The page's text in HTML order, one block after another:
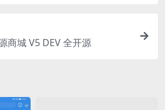
商城 V5 DEV 全开源